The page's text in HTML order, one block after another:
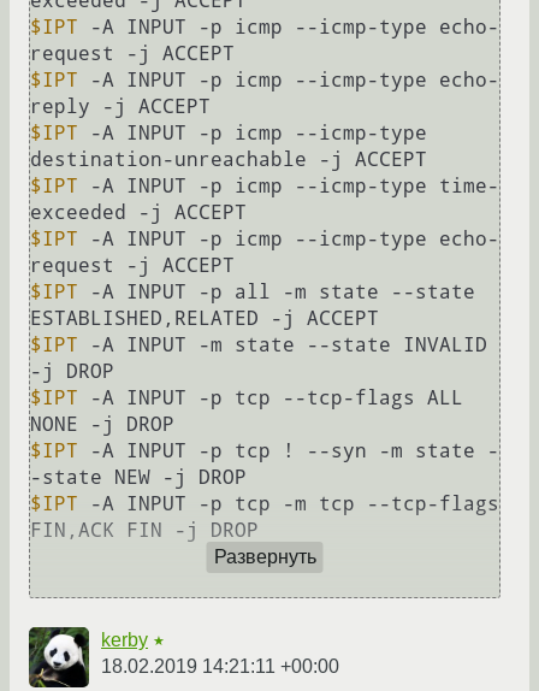
$IPT -A INPUT -p icmp --icmp-type echo-
$IPT -A INPUT -p icmp --icmp-type echo-
$IPT -A INPUT -p icmp --icmp-type
$IPT -A INPUT -p icmp --icmp-type time-
$IPT -A INPUT -p icmp --icmp-type echo-
$IPT -A INPUT -p all -m state --state
$IPT -A INPUT -m state --state INVALID
$IPT -A INPUT -p tcp --tcp-flags ALL
$IPT -A INPUT -p tcp ! --syn -m state -
$IPT -A INPUT -p tcp -m tcp --tcp-flags
FIN,ACK FIN -j DROP
Развернуть
kerby ★
18.02.2019 14:21:11 +00:00